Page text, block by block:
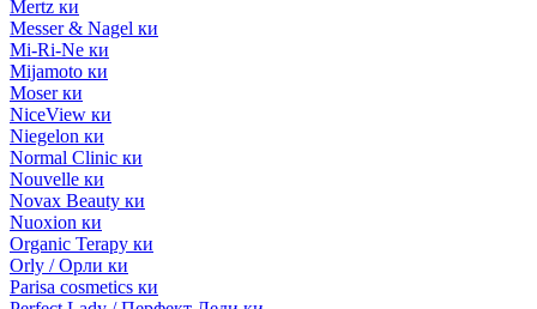
Mertz ки
Messer & Nagel ки
Mi-Ri-Ne ки
Mijamoto ки
Moser ки
NiceView ки
Niegelon ки
Normal Clinic ки
Nouvelle ки
Novax Beauty ки
Nuoxion ки
Organic Terapy ки
Orly / Орли ки
Parisa cosmetics ки